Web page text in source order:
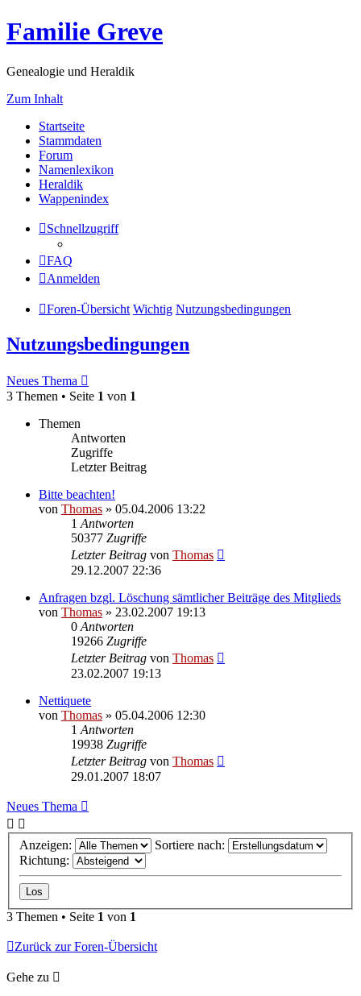
Familie Greve
Genealogie und Heraldik
Zum Inhalt
Startseite
Stammdaten
Forum
Namenlexikon
Heraldik
Wappenindex
Schnellzugriff
FAQ
Anmelden
Foren-Übersicht Wichtig Nutzungsbedingungen
Nutzungsbedingungen
Neues Thema
3 Themen • Seite 1 von 1
Themen
Antworten
Zugriffe
Letzter Beitrag
Bitte beachten!
von Thomas » 05.04.2006 13:22
1 Antworten
50377 Zugriffe
Letzter Beitrag von Thomas
29.12.2007 22:36
Anfragen bzgl. Löschung sämtlicher Beiträge des Mitglieds
von Thomas » 23.02.2007 19:13
0 Antworten
19266 Zugriffe
Letzter Beitrag von Thomas
23.02.2007 19:13
Nettiquete
von Thomas » 05.04.2006 12:30
1 Antworten
19938 Zugriffe
Letzter Beitrag von Thomas
29.01.2007 18:07
Neues Thema
Anzeigen:
Sortiere nach:
Richtung:
3 Themen • Seite 1 von 1
Zurück zur Foren-Übersicht
Gehe zu